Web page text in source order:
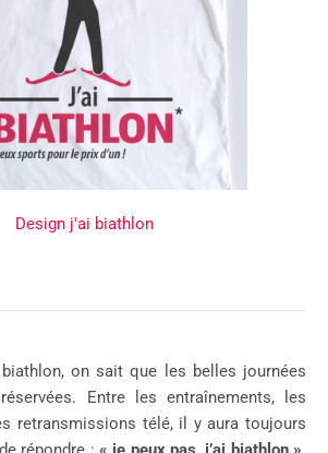
Design j'ai biathlon
on sait que les belles journées
Entre les entraînements, les
retransmissions télé, il y aura toujours